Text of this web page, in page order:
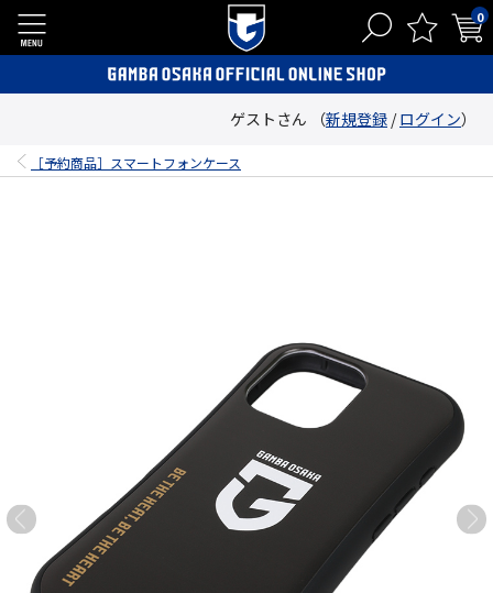
0
ゲストさん （新規登録 /ログイン）
［予約商品］スマートフォンケース